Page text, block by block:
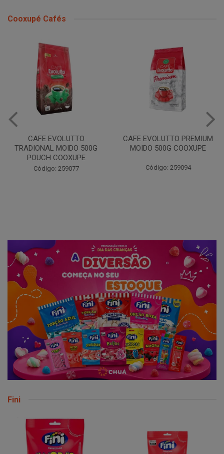
Cooxupé Cafés
CAFE EVOLUTTO PREMIUM
MOIDO 500G COOXUPE
Código: 259094
FILTRO REULT EVOLUTTO
103 30UN COOXUPE
Código: 207791
Fini